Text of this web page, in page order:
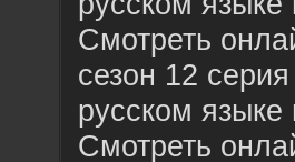
Смотреть
сезон 12
русском
Смотреть